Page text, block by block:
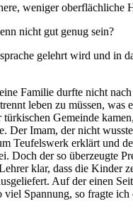
weniger oberflächliche
nicht gut genug sein?
gelehrt wird und in
Familie durfte nicht
leben zu müssen,
Gemeinde
Imam, der nicht
Teufelswerk erklärt und
Doch der so
klar, dass die
Auf der einen
Spannung, so fragte